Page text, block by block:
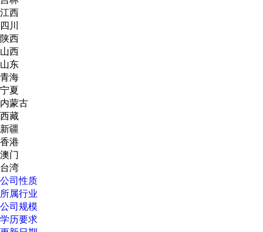
江西
四川
陕西
山西
山东
青海
宁夏
内蒙古
西藏
新疆
香港
澳门
台湾
公司性质
所属行业
公司规模
学历要求